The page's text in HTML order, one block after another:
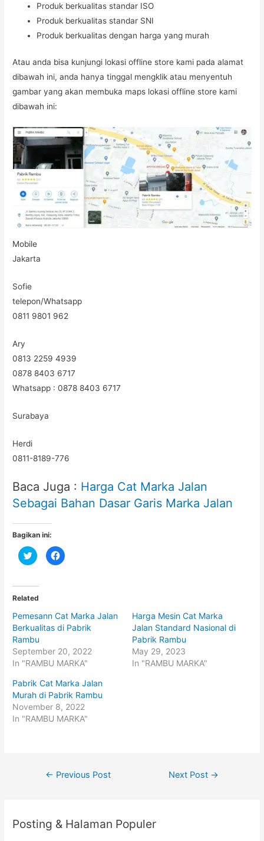
Produk berkualitas standar ISO
Produk berkualitas standar SNI
Produk berkualitas dengan harga yang murah
Atau anda bisa kunjungi lokasi offline store kami pada alamat
dibawah ini, anda hanya tinggal mengklik atau menyentuh
gambar yang akan membuka maps lokasi offline store kami
dibawah ini:
Mobile
Jakarta
Sofie
telepon/Whatsapp
0811 9801 962
Ary
0813 2259 4939
0878 8403 6717
Whatsapp : 0878 8403 6717
Surabaya
Herdi
0811-8189-776
Baca Juga : Harga Cat Marka Jalan
Sebagai Bahan Dasar Garis Marka Jalan
Bagikan ini:
C
l
t
o
s
a
r
e
o
n
T
w
i
t
e
r
(
O
p
e
)
C
l
a
r
e
n
F
a
c
b
o
o
(
O
p
e
w
w
)
Related
Pemesann Cat Marka Jalan
Berkualitas di Pabrik
Rambu
September 20, 2022
In "RAMBU MARKA"
Harga Mesin Cat Marka
Jalan Standard Nasional di
Pabrik Rambu
May 29, 2023
In "RAMBU MARKA"
Pabrik Cat Marka Jalan
Murah di Pabrik Rambu
November 8, 2022
In "RAMBU MARKA"
Post
← Previous Post Next Post →
Posting & Halaman Populer